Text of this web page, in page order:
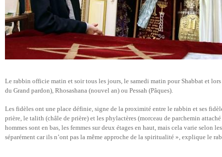
Le rabbin officie matin et soir tous les jours, le samedi matin pour Shabbat et
du Grand pardon), Rhosashana (nouvel an) ou Pessah (Pâques).
Les fidèles ont une place définie, signe de la proximité entre le rabbin et ses
prière, le talith (châle de prière) et les phylactères (morceau de parchemin
hommes sont en bas, les femmes sur deux étages en haut, mais cela varie selon
séparément car ils n’ont pas la même approche de la spiritualité », explique le